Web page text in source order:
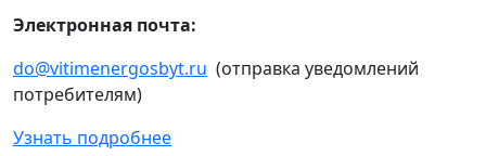
Электронная почта:
do@vitimenergosbyt.ru (отправка уведомлений
потребителям)
Узнать подробнее